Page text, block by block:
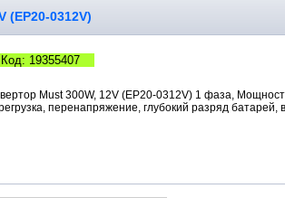
(EP20-0312V)
Код: 19355407
Must 300W, 12V (EP20-0312V) 1 фаза,
перенапряжение, глубокий разряд батарей,